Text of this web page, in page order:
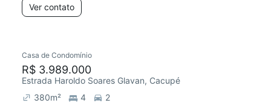
Ver contato
Casa de Condomínio
R$ 3.989.000
Estrada Haroldo Soares Glavan, Cacupé
380m² 4
2